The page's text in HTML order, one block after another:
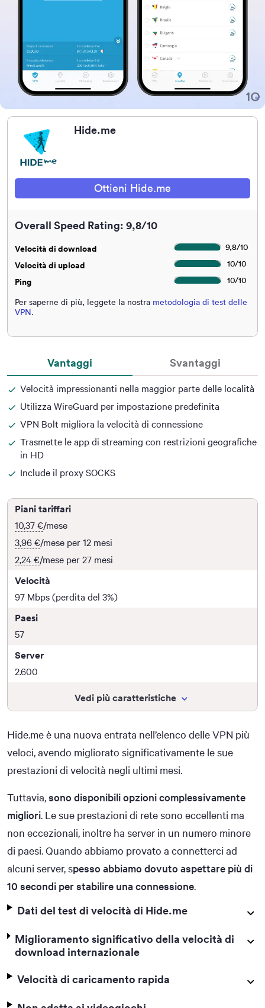
Hide.me
Ottieni Hide.me
Overall Speed Rating: 9,8/10
Velocità di download 9,8/10
Velocità di upload
10/10
Ping
10/10
Per saperne di più, leggete la nostra metodologia di test delle
VPN.
Vantaggi
Velocità impressionanti nella maggior parte delle località
Utilizza WireGuard per impostazione predefinita
VPN Bolt migliora la velocità di connessione
Trasmette le app di streaming con restrizioni geografiche
in HD
Include il proxy SOCKS
Svantaggi
Piani tariffari
10,37 €/mese
3,96 €/mese per 12 mesi
2,24 €/mese per 27 mesi
Velocità
97 Mbps (perdita del 3%)
Paesi
57
Server
2.600
Vedi più caratteristiche
Hide.me è una nuova entrata nell’elenco delle VPN più
veloci, avendo migliorato significativamente le sue
prestazioni di velocità negli ultimi mesi.
Tuttavia,sono disponibili opzioni complessivamente
migliori. Le sue prestazioni di rete sono eccellenti ma
non eccezionali, inoltre ha server in un numero minore
di paesi. Quando abbiamo provato a connetterci ad
alcuni server, spesso abbiamo dovuto aspettare più di
10 secondi per stabilire una connessione.
Dati del test di velocità di Hide.me
Miglioramento significativo della velocità di
download internazionale
Velocità di caricamento rapida